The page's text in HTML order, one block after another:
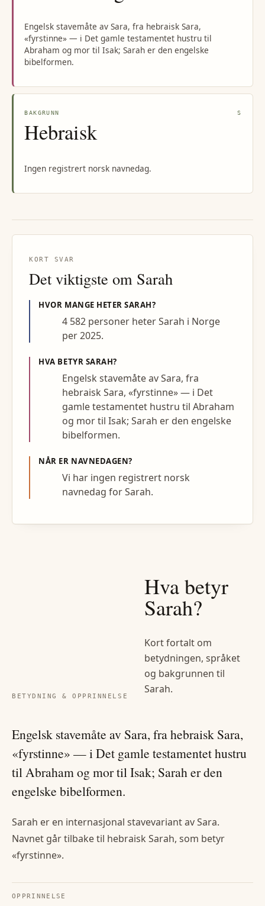
Engelsk stavemåte av Sara, fra hebraisk Sara,
«fyrstinne» — i Det gamle testamentet hustru til
Abraham og mor til Isak; Sarah er den engelske
bibelformen.
BAKGRUNN S
Hebraisk
Ingen registrert norsk navnedag.
KORT SVAR
Det viktigste om Sarah
HVOR MANGE HETERSARAH?
4 582 personer heter Sarah i Norge
per 2025.
HVA BETYR SARAH?
Engelsk stavemåte av Sara, fra
hebraisk Sara, «fyrstinne» — i Det
gamle testamentet hustru til Abraham
og mor til Isak; Sarah er den engelske
bibelformen.
NÅR ER NAVNEDAGEN?
Vi har ingen registrert norsk
navnedag for Sarah.
BETYDNING & OPPRINNELSE
Hva betyr
Sarah?
Kort fortalt om
betydningen, språket
og bakgrunnen til
Sarah.
Engelsk stavemåte av Sara, fra hebraisk Sara,
«fyrstinne» — i Det gamle testamentet hustru
til Abraham og mor til Isak; Sarah er den
engelske bibelformen.
Sarah er en internasjonal stavevariant av Sara.
Navnet går tilbake til hebraisk Sarah, som betyr
«fyrstinne».
OPPRINNELSE